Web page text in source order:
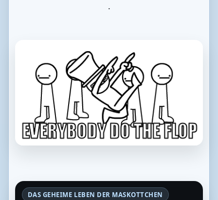
.
DAS GEHEIME LEBEN DER MASKOTTCHEN